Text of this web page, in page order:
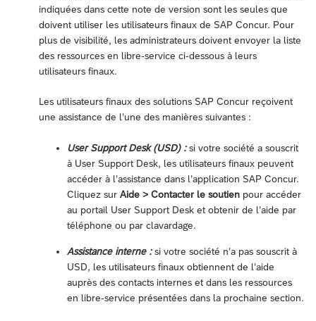
indiquées dans cette note de version sont les seules que
doivent utiliser les utilisateurs finaux de SAP Concur. Pour
plus de visibilité, les administrateurs doivent envoyer la liste
des ressources en libre-service ci-dessous à leurs
utilisateurs finaux.
Les utilisateurs finaux des solutions SAP Concur reçoivent
une assistance de l’une des manières suivantes :
User Support Desk (USD) :si votre société a souscrit
à User Support Desk, les utilisateurs finaux peuvent
accéder à l’assistance dans l’application SAP Concur.
Cliquez sur Aide > Contacter le soutien pour accéder
au portail User Support Desk et obtenir de l’aide par
téléphone ou par clavardage.
Assistance interne :si votre société n’a pas souscrit à
USD, les utilisateurs finaux obtiennent de l’aide
auprès des contacts internes et dans les ressources
en libre-service présentées dans la prochaine section.